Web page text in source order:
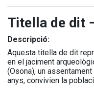
Titella de dit
Descripció:
Aquesta titella de dit
en el jaciment
(Osona), un
anys, convivien la